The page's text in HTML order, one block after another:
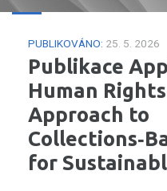
PUBLIKOVÁNO: 25. 5. 2026
Publikace
Human
Approach to
for